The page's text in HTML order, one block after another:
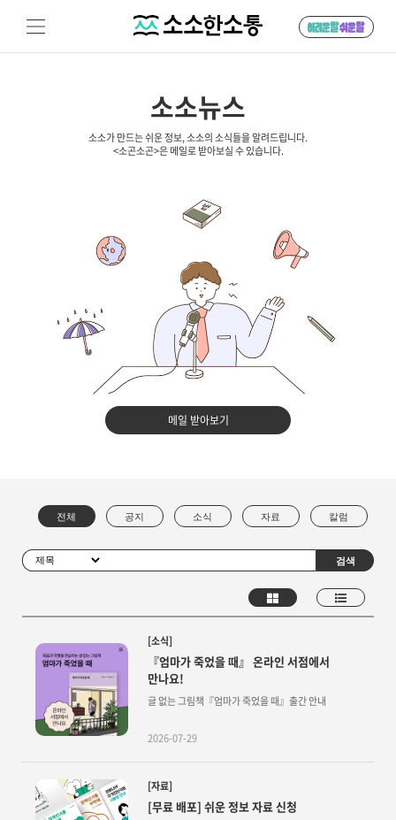
소소뉴스
소소가 만드는 쉬운 정보, 소소의 소식들을 알려드립니다.
<소곤소곤>은 메일로 받아보실 수 있습니다.
메일 받아보기
[소식]
『엄마가 죽었을 때』 온라인 서점에서
만나요!
글 없는 그림책『엄마가 죽었을 때』출간 안내
2026-07-29
[자료]
[무료 배포] 쉬운 정보 자료 신청